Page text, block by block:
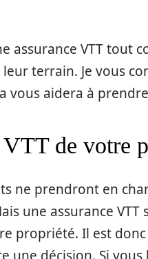
assurance VTT tout
terrain. Je vous
vous aidera à
de votre
ne prendront en
une assurance VTT
propriété. Il est